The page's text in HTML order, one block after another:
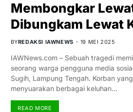
Membongkar
Dibungkam Lewat
BYREDAKSI IAWNEWS 19 MEI 2025
IAWNews.com – Sebuah tragedi
seorang warga pengguna media
Sugih, Lampung Tengah. Korban
menyuarakan berbagai keluhan…
READ MORE